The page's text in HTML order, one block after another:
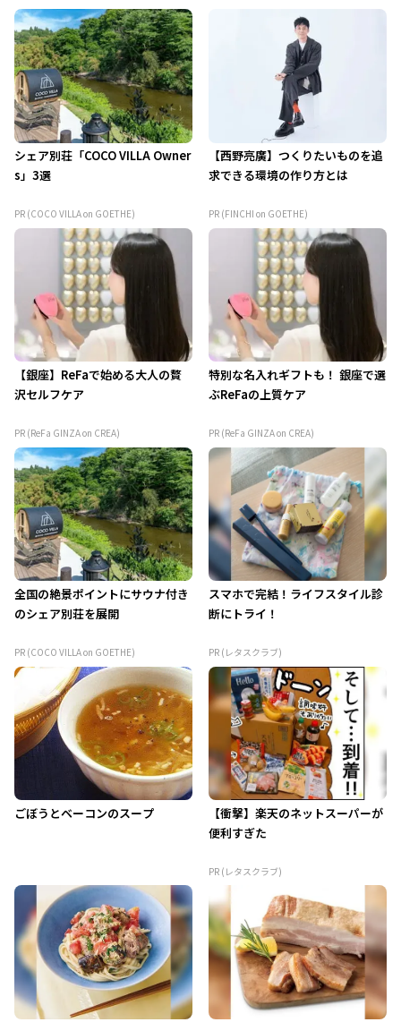
シェア別荘「COCO VILLA Owner
s」3選
PR (COCO VILLA on GOETHE)
【西野亮廣】つくりたいものを追
求できる環境の作り方とは
PR (FINCHI on GOETHE)
【銀座】ReFaで始める大人の贅
沢セルフケア
PR (ReFa GINZA on CREA)
特別な名入れギフトも！ 銀座で選
ぶReFaの上質ケア
PR (ReFa GINZA on CREA)
全国の絶景ポイントにサウナ付き
のシェア別荘を展開
PR (COCO VILLA on GOETHE)
スマホで完結！ライフスタイル診
断にトライ！
PR (レタスクラブ)
ごぼうとベーコンのスープ
【衝撃】楽天のネットスーパーが
便利すぎた
PR (レタスクラブ)